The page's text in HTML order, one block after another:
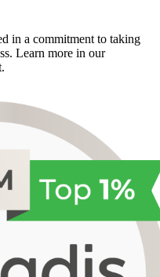
in a commitment to taking
Learn more in our